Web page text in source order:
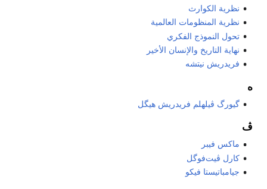
نظرية الكوارث
نظرية المنظومات العالمية
تحول النموذج الفكري
نهاية التاريخ والإنسان الأخير
فريدريش نيتشه
ه
گيورگ ڤيلهلم فريدريش هيگل
ڤ
ماكس فيبر
كارل ڤيت‌فوگل
جيامباتيستا فيكو